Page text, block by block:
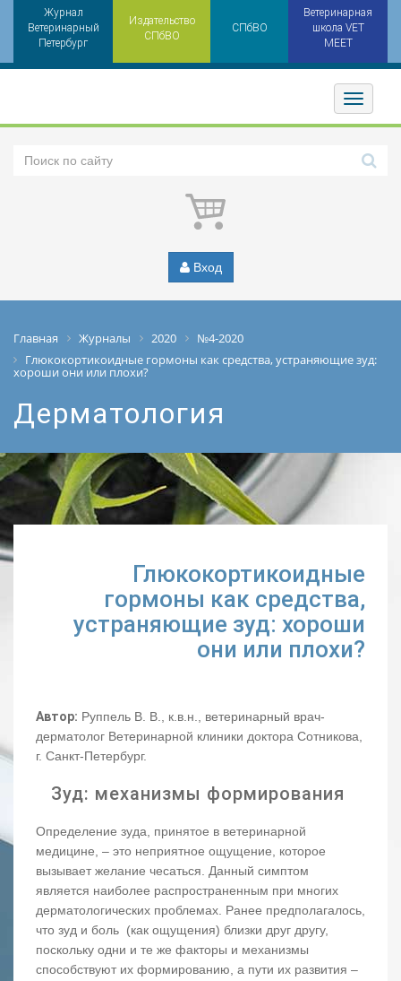
Журнал
Ветеринарный
Петербург
Издательство
СПбВО
СПбВО
Ветеринарная
школа VET
MEET
Toggler
Вход
Главная Журналы 2020
№4-2020
Глюкокортикоидные гормоны как средства, устраняющие зуд:
хороши они или плохи?
Дерматология
Глюкокортикоидные
гормоны как средства,
устраняющие зуд: хороши
они или плохи?
Автор: Руппель В. В., к.в.н., ветеринарный врач-
дерматолог Ветеринарной клиники доктора Сотникова,
г. Санкт-Петербург.
Зуд: механизмы формирования
Определение зуда, принятое в ветеринарной
медицине, – это неприятное ощущение, которое
вызывает желание чесаться. Данный симптом
является наиболее распространенным при многих
дерматологических проблемах. Ранее предполагалось,
что зуд и боль (как ощущения) близки друг другу,
поскольку одни и те же факторы и механизмы
способствуют их формированию, а пути их развития –